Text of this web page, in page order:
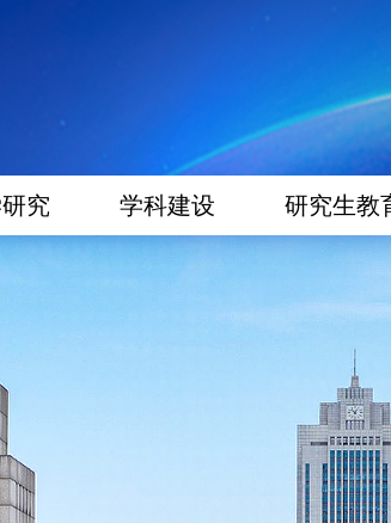
究 学科建设 研究生教